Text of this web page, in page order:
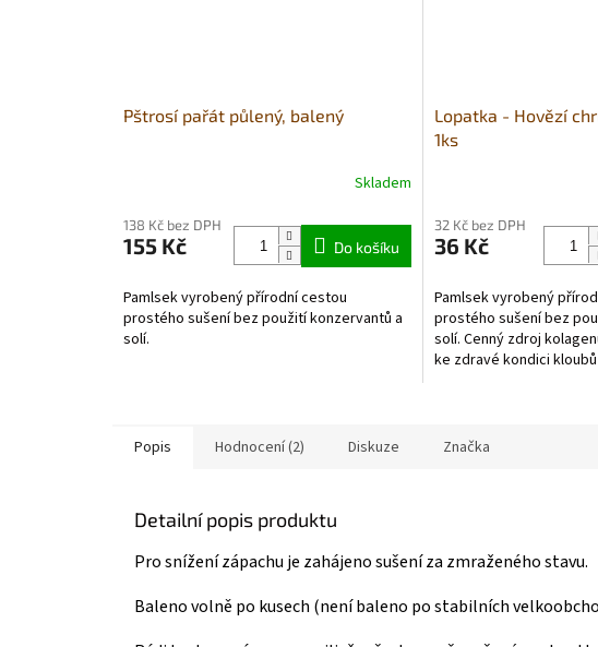
Pštrosí pařát půlený, balený
Skladem
138 Kč bez DPH
155 Kč Do košíku
Pamlsek vyrobený přírodní cestou
prostého sušení bez použití konzervantů a
solí.
Lopatka - Hovězí
1ks
produktu
je
z
5
hvězdiček.
32 Kč bez DPH
36 Kč
Pamlsek vyrobený
prostého sušení bez
solí. Cenný zdroj
ke zdravé kondici
Popis Hodnocení (2) Diskuze Značka
Detailní popis produktu
Pro snížení zápachu je zahájeno sušení za zmraženého stavu.
Baleno volně po kusech (není baleno po stabilních